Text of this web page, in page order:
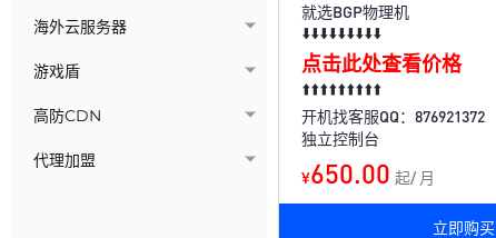
海外云服务器
游戏盾
高防CDN
代理加盟
就选BGP物理机
⬇️⬇️⬇️⬇️⬇️⬇️⬇️⬇️⬇️
点击此处查看价格
⬆️⬆️⬆️⬆️⬆️⬆️⬆️⬆️⬆️
开机找客服QQ：876921372
独立控制台
¥650.00 起/ 月
立即购买